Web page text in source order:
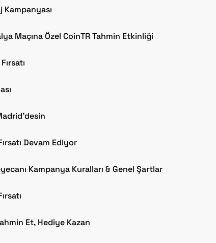
Maçına Özel CoinTR Tahmin Etkinliği
Devam Ediyor
Kampanya Kuralları & Genel Şartlar
Et, Hediye Kazan